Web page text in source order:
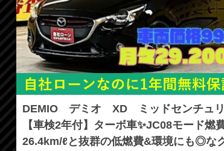
DEMIO デミオ XD ミッドセンチュ
【車検2年付】ターボ車✨JC08モード燃
26.4km/ℓと抜群の低燃費&環境にも◎な